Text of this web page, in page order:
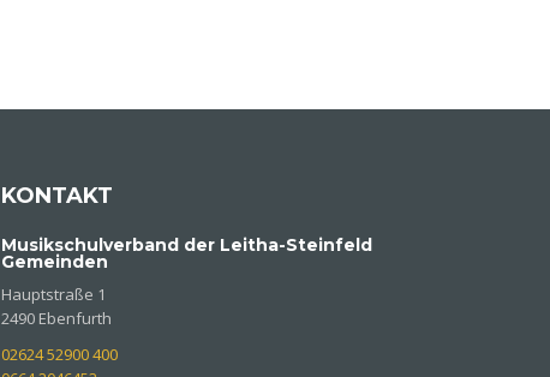
KONTAKT
Musikschulverband der Leitha-Steinfeld
Gemeinden
Hauptstraße 1
2490 Ebenfurth
02624 52900 400